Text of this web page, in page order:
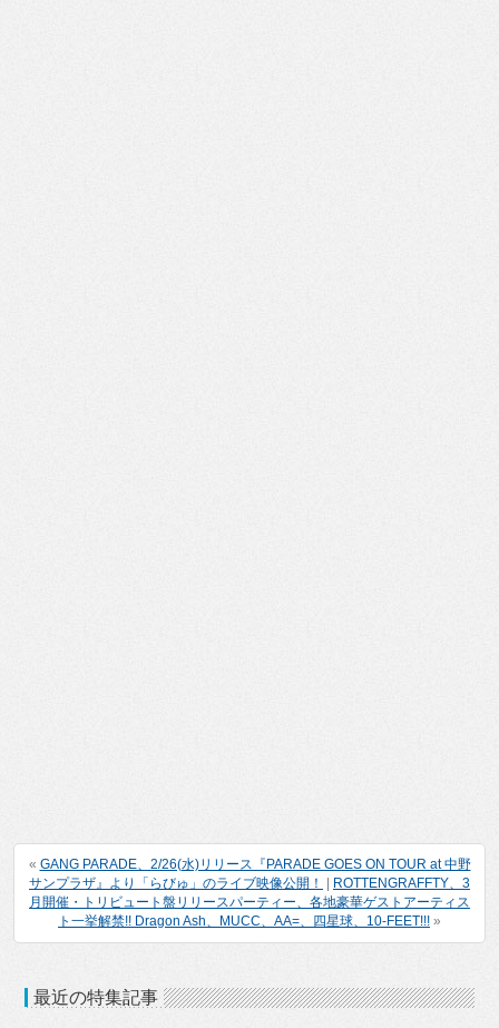
« GANG PARADE、2/26(水)リリース『PARADE GOES ON TOUR at 中野
サンプラザ』より「らびゅ」のライブ映像公開！
ROTTENGRAFFTY、3
月開催・トリビュート盤リリースパーティー、各地豪華ゲストアーティス
ト一挙解禁!! Dragon Ash、MUCC、AA=、四星球、10-FEET!!! »
最近の特集記事